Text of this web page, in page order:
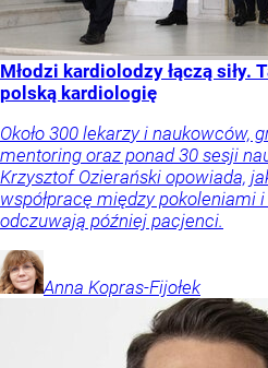
Młodzi kardiolodzy łączą siły.
polską kardiologię
Około 300 lekarzy i naukowców,
mentoring oraz ponad 30 sesji
Krzysztof Ozierański opowiada,
współpracę między pokoleniami
odczuwają później pacjenci.
Anna Kopras-Fijołek